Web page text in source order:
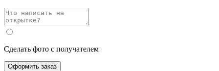
Сделать фото с получателем
Оформить заказ